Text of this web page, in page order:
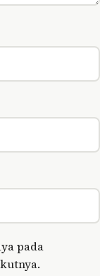
pada